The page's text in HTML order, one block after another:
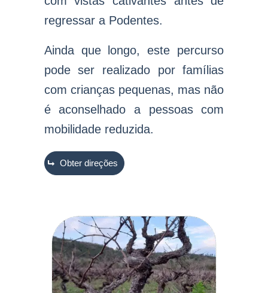
regressar a Podentes.
Ainda que longo, este percurso
pode ser realizado por famílias
com crianças pequenas, mas não
é aconselhado a pessoas com
mobilidade reduzida.
Obter direções